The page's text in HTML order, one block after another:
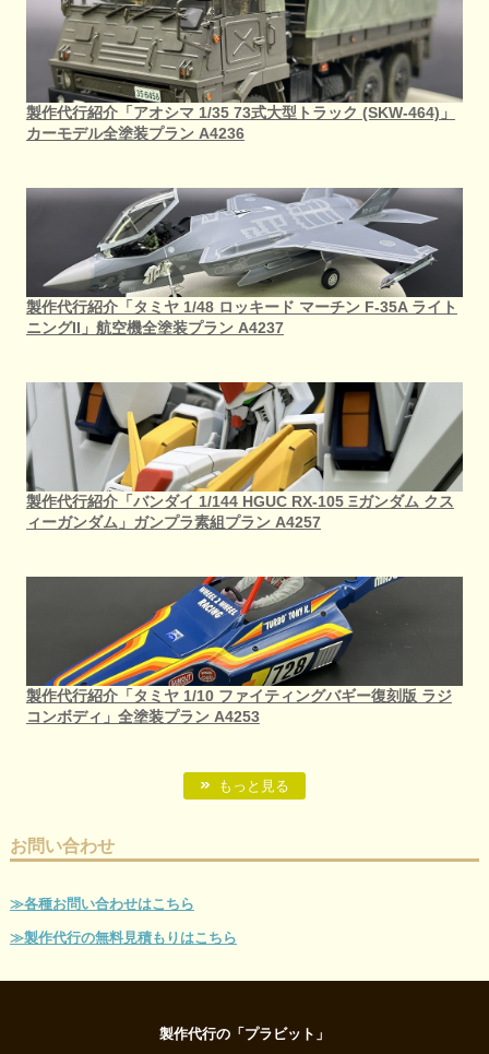
製作代行紹介「アオシマ 1/35 73式大型トラック (SKW-464)」
カーモデル全塗装プラン A4236
製作代行紹介「タミヤ 1/48 ロッキード マーチン F-35A ライト
ニングII」航空機全塗装プラン A4237
製作代行紹介「バンダイ 1/144 HGUC RX-105 Ξガンダム クス
ィーガンダム」ガンプラ素組プラン A4257
製作代行紹介「タミヤ 1/10 ファイティングバギー復刻版 ラジ
コンボディ」全塗装プラン A4253
もっと見る
お問い合わせ
≫各種お問い合わせはこちら
≫製作代行の無料見積もりはこちら
製作代行の「プラビット」